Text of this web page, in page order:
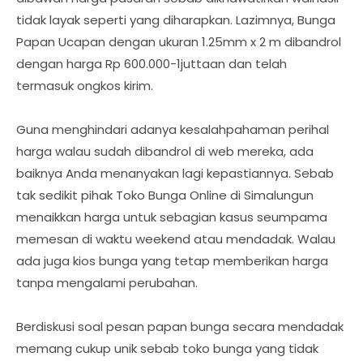
tidak layak seperti yang diharapkan. Lazimnya, Bunga
Papan Ucapan dengan ukuran 1.25mm x 2 m dibandrol
dengan harga Rp 600.000-1juttaan dan telah
termasuk ongkos kirim.
Guna menghindari adanya kesalahpahaman perihal
harga walau sudah dibandrol di web mereka, ada
baiknya Anda menanyakan lagi kepastiannya. Sebab
tak sedikit pihak Toko Bunga Online di Simalungun
menaikkan harga untuk sebagian kasus seumpama
memesan di waktu weekend atau mendadak. Walau
ada juga kios bunga yang tetap memberikan harga
tanpa mengalami perubahan.
Berdiskusi soal pesan papan bunga secara mendadak
memang cukup unik sebab toko bunga yang tidak